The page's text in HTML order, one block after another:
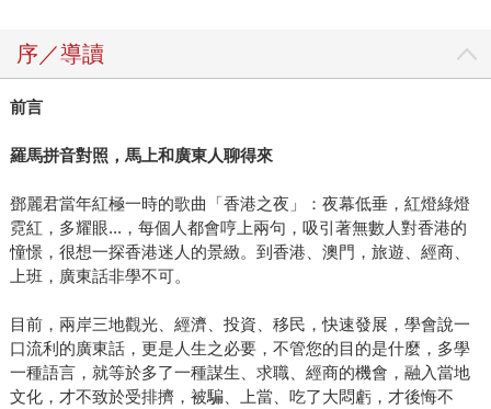
序／導讀
前言
羅馬拼音對照，馬上和廣東人聊得來
鄧麗君當年紅極一時的歌曲「香港之夜」：夜幕低垂，紅燈綠燈
霓紅，多耀眼...，每個人都會哼上兩句，吸引著無數人對香港的
憧憬，很想一探香港迷人的景緻。到香港、澳門，旅遊、經商、
上班，廣東話非學不可。
目前，兩岸三地觀光、經濟、投資、移民，快速發展，學會說一
口流利的廣東話，更是人生之必要，不管您的目的是什麼，多學
一種語言，就等於多了一種謀生、求職、經商的機會，融入當地
文化，才不致於受排擠，被騙、上當、吃了大悶虧，才後悔不